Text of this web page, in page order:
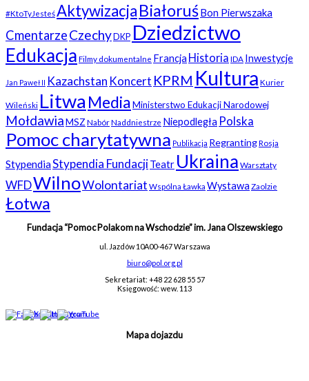
#KtoTyJesteśAktywizacjaBiałoruśBon Pierwszaka
CmentarzeCzechy DKP Dziedzictwo
Edukacja Filmy dokumentalne Francja Historia IDA Inwestycje
Jan Paweł II Kazachstan Koncert KPRM Kultura Kurier
Wileński Litwa MediaMinisterstwo Edukacji Narodowej
MołdawiaMSZ NabórNaddniestrze Niepodległa Polska
Pomoc charytatywna Publikacja RegrantingRosja
StypendiaStypendia FundacjiTeatr Ukraina Warsztaty
WFDWilnoWolontariat Wspólna Ławka Wystawa Zaolzie
Łotwa
Fundacja “Pomoc Polakom na Wschodzie” im. Jana Olszewskiego
ul. Jazdów 10A00-467 Warszawa
biuro@pol.org.pl
Sekretariat: +48 22 628 55 57
Księgowość: wew. 113
Mapa dojazdu